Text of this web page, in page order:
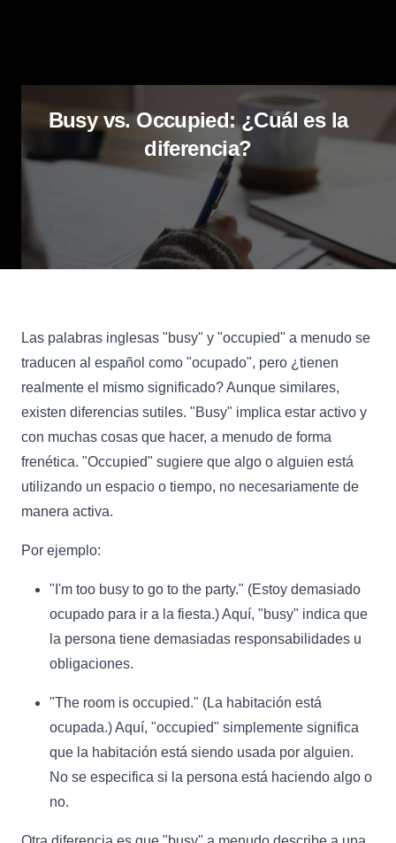
Busy vs. Occupied: ¿Cuál es la
diferencia?
Las palabras inglesas "busy" y "occupied" a menudo se
traducen al español como "ocupado", pero ¿tienen
realmente el mismo significado? Aunque similares,
existen diferencias sutiles. "Busy" implica estar activo y
con muchas cosas que hacer, a menudo de forma
frenética. "Occupied" sugiere que algo o alguien está
utilizando un espacio o tiempo, no necesariamente de
manera activa.
Por ejemplo:
"I'm too busy to go to the party." (Estoy demasiado
ocupado para ir a la fiesta.) Aquí, "busy" indica que
la persona tiene demasiadas responsabilidades u
obligaciones.
"The room is occupied." (La habitación está
ocupada.) Aquí, "occupied" simplemente significa
que la habitación está siendo usada por alguien.
No se especifica si la persona está haciendo algo o
no.